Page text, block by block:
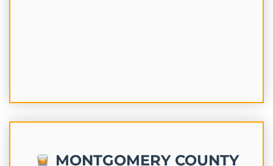
MONTGOMERY COUNTY